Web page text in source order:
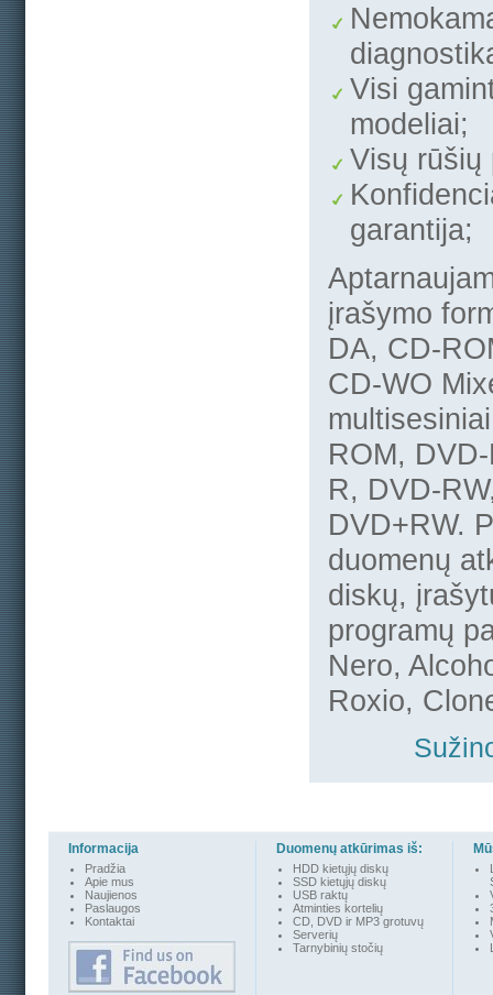
Visi
modeliai;
Visų rūšių
garantija;
įrašymo
DA, CD-
CD-WO
ROM,
R, DVD-
DVD+RW.
duomenų
diskų,
programų
Nero,
Roxio,
Informacija
Pradžia
Apie mus
Naujienos
Paslaugos
Kontaktai
Duomenų atkūrimas iš:
HDD kietųjų diskų
SSD kietųjų diskų
USB raktų
Atminties kortelių
CD, DVD ir MP3 grotuvų
Serverių
Tarnybinių stočių